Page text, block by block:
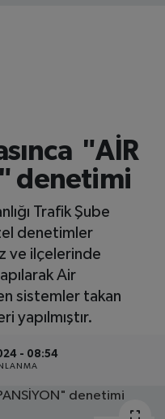
"AİR
denetimi
Trafik Şube
denetimler
ve ilçelerinde
Air
sistemler takan
yapılmıştır.
- 08:54